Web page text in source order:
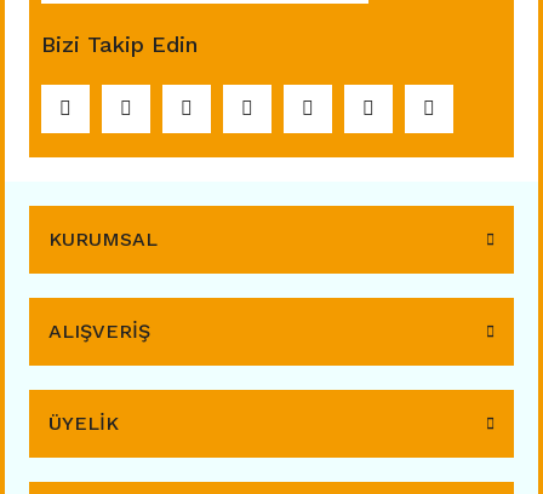
Bizi Takip Edin
KURUMSAL
ALIŞVERİŞ
ÜYELİK